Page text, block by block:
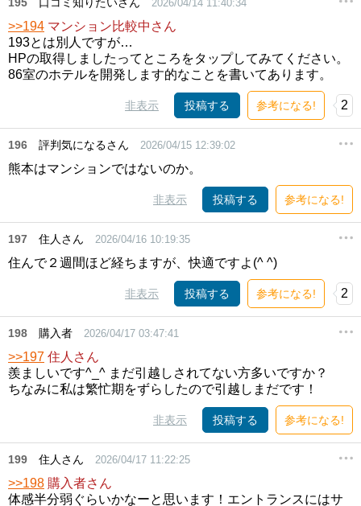
2026/04/14 11:40:34
>>194 マンション比較中さん
193とは別人ですが…
HPの取得しましたってところをタップしてみてください。
86室のホテルを開発します的なことを書いてあります。
非表示 投稿する 参考になる! 2
196 評判気になるさん 2026/04/15 12:39:02
熊本はマンションではないのか。
非表示 投稿する 参考になる!
197 住人さん 2026/04/16 10:19:35
住んで２週間ほど経ちますが、快適ですよ(^ ^)
非表示 投稿する 参考になる! 2
198 購入者 2026/04/17 03:47:41
>>197 住人さん
羨ましいです^_^ まだ引越しされてない方多いですか？
ちなみに私は繁忙期をずらしたので引越しまだです！
非表示 投稿する 参考になる!
199 住人さん 2026/04/17 11:22:25
>>198 購入者さん
体感半分弱ぐらいかなーと思います！エントランスにはサ